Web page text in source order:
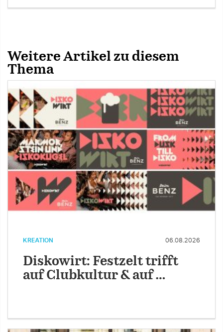
Weitere Artikel zu diesem
Thema
KREATION 06.08.2026
Diskowirt: Festzelt trifft
auf Clubkultur & auf …